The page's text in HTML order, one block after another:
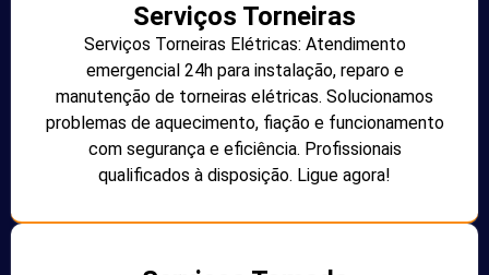
Serviços Torneiras
Serviços Torneiras Elétricas: Atendimento
emergencial 24h para instalação, reparo e
manutenção de torneiras elétricas. Solucionamos
problemas de aquecimento, fiação e funcionamento
com segurança e eficiência. Profissionais
qualificados à disposição. Ligue agora!